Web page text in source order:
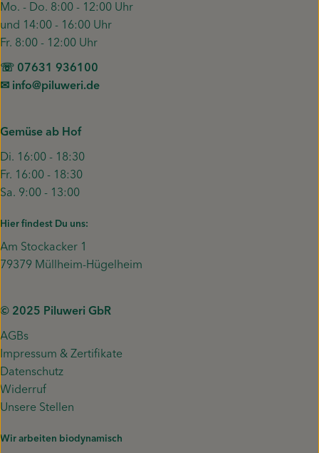
Mo. - Do. 8:00 - 12:00 Uhr
und 14:00 - 16:00 Uhr
Fr. 8:00 - 12:00 Uhr
☏ 07631 936100
✉︎ info@piluweri.de
Gemüse ab Hof
Di. 16:00 - 18:30
Fr. 16:00 - 18:30
Sa. 9:00 - 13:00
Hier findest Du uns:
Am Stockacker 1
79379 Müllheim-Hügelheim
© 2025 Piluweri GbR
AGBs
Impressum & Zertifikate
Datenschutz
Widerruf
Unsere Stellen
Wir arbeiten biodynamisch